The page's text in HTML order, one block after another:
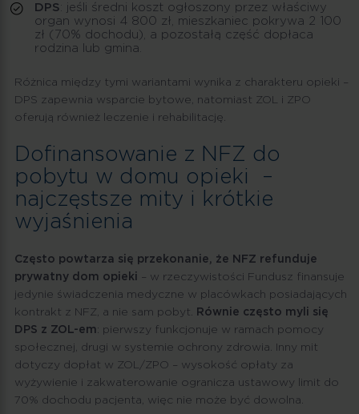
DPS: jeśli średni koszt ogłoszony przez właściwy
organ wynosi 4 800 zł, mieszkaniec pokrywa 2 100
zł (70% dochodu), a pozostałą część dopłaca
rodzina lub gmina.
Różnica między tymi wariantami wynika z charakteru opieki –
DPS zapewnia wsparcie bytowe, natomiast ZOL i ZPO
oferują również leczenie i rehabilitację.
Dofinansowanie z NFZ do
pobytu w domu opieki –
najczęstsze mity i krótkie
wyjaśnienia
Często powtarza się przekonanie, że NFZ refunduje
prywatny dom opieki – w rzeczywistości Fundusz finansuje
jedynie świadczenia medyczne w placówkach posiadających
kontrakt z NFZ, a nie sam pobyt. Równie często myli się
DPS z ZOL-em: pierwszy funkcjonuje w ramach pomocy
społecznej, drugi w systemie ochrony zdrowia. Inny mit
dotyczy dopłat w ZOL/ZPO – wysokość opłaty za
wyżywienie i zakwaterowanie ogranicza ustawowy limit do
70% dochodu pacjenta, więc nie może być dowolna.